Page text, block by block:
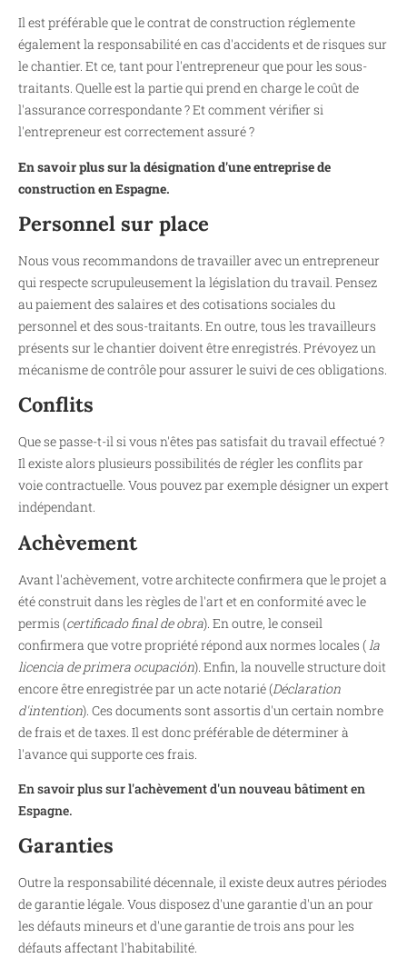
Il est préférable que le contrat de construction réglemente
également la responsabilité en cas d'accidents et de risques sur
le chantier. Et ce, tant pour l'entrepreneur que pour les sous-
traitants. Quelle est la partie qui prend en charge le coût de
l'assurance correspondante ? Et comment vérifier si
l'entrepreneur est correctement assuré ?
En savoir plus sur la désignation d'une entreprise de
construction en Espagne.
Personnel sur place
Nous vous recommandons de travailler avec un entrepreneur
qui respecte scrupuleusement la législation du travail. Pensez
au paiement des salaires et des cotisations sociales du
personnel et des sous-traitants. En outre, tous les travailleurs
présents sur le chantier doivent être enregistrés. Prévoyez un
mécanisme de contrôle pour assurer le suivi de ces obligations.
Conflits
Que se passe-t-il si vous n'êtes pas satisfait du travail effectué ?
Il existe alors plusieurs possibilités de régler les conflits par
voie contractuelle. Vous pouvez par exemple désigner un expert
indépendant.
Achèvement
Avant l'achèvement, votre architecte confirmera que le projet a
été construit dans les règles de l'art et en conformité avec le
permis (certificado final de obra). En outre, le conseil
confirmera que votre propriété répond aux normes locales ( la
licencia de primera ocupación). Enfin, la nouvelle structure doit
encore être enregistrée par un acte notarié (Déclaration
d'intention). Ces documents sont assortis d'un certain nombre
de frais et de taxes. Il est donc préférable de déterminer à
l'avance qui supporte ces frais.
En savoir plus sur l'achèvement d'un nouveau bâtiment en
Espagne.
Garanties
Outre la responsabilité décennale, il existe deux autres périodes
de garantie légale. Vous disposez d'une garantie d'un an pour
les défauts mineurs et d'une garantie de trois ans pour les
défauts affectant l'habitabilité.